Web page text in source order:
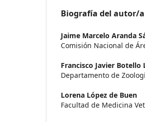
Biografía del autor/a
Jaime Marcelo Aranda
Comisión Nacional de
Francisco Javier Botello
Departamento de
Lorena López de Buen
Facultad de Medicina